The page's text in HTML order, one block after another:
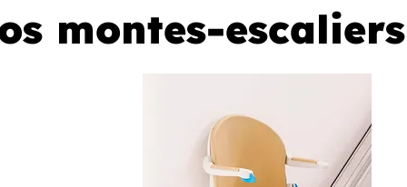
montes-